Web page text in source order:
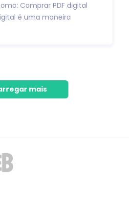
Comprar PDF digital
é uma maneira
mais